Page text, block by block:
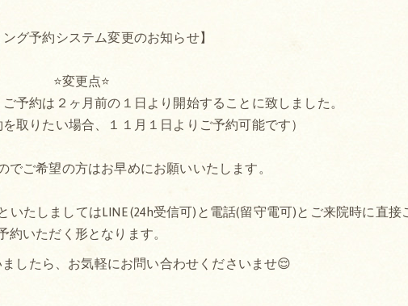
ング予約システム変更のお知らせ】
⭐変更点⭐
予約は２ヶ月前の１日より開始することに致しました。
取りたい場合、１１月１日よりご予約可能です）
でご希望の方はお早めにお願いいたします。
たしましてはLINE (24h受信可)と電話(留守電可)とご来院時に直接
約いただく形となります。
したら、お気軽にお問い合わせくださいませ😌